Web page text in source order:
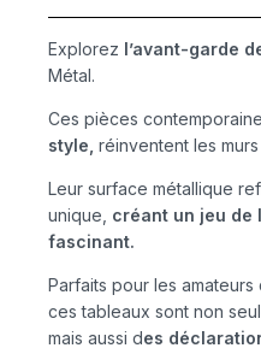
Explorez l’avant-garde
Métal.
Ces pièces
style, réinventent les
Leur surface métallique
unique, créant un jeu de
fascinant.
Parfaits pour les amateurs
ces tableaux sont non
mais aussi des